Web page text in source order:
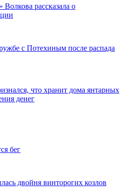
рассказала о
с Потехиным после распада
что хранит дома янтарных
денег
бег
двойня винторогих козлов